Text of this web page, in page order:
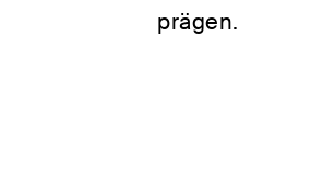
prägen.